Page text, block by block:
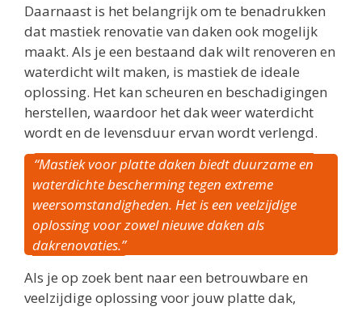
Daarnaast is het belangrijk om te benadrukken
dat mastiek renovatie van daken ook mogelijk
maakt. Als je een bestaand dak wilt renoveren en
waterdicht wilt maken, is mastiek de ideale
oplossing. Het kan scheuren en beschadigingen
herstellen, waardoor het dak weer waterdicht
wordt en de levensduur ervan wordt verlengd.
“Mastiek voor platte daken biedt duurzame en
waterdichte bescherming tegen extreme
weersomstandigheden. Het is een veelzijdige
oplossing voor zowel nieuwe daken als
dakrenovaties.”
Als je op zoek bent naar een betrouwbare en
veelzijdige oplossing voor jouw platte dak,